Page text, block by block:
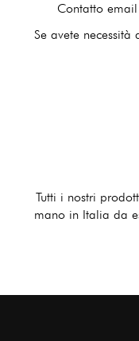
Contatto
Se avete
Tutti i nostri
mano in Italia da